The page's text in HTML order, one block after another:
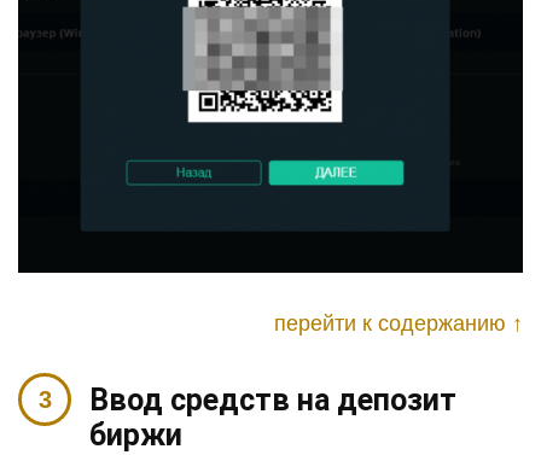
перейти к содержанию ↑
Ввод средств на депозит
биржи